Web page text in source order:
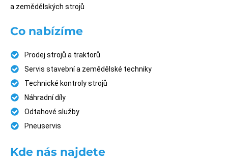
a zemědělských strojů
Co nabízíme
Prodej strojů a traktorů
Servis stavební a zemědělské techniky
Technické kontroly strojů
Náhradní díly
Odtahové služby
Pneuservis
Kde nás najdete